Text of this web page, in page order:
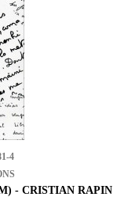
4
- CRISTIAN RAPIN